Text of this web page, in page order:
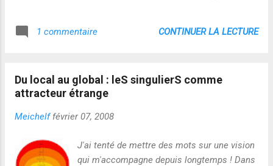
sans leurs commentaires accessibles ici
http://www.francispisani.net/ ] ou Scholem avait écrit en
de leur vie" Si rupture il y a : elle est bien là ! C'est de NOUS
dont il s'agit...pas de ce qu'on nous dit de comprendre et de
faire de NOUS ! Et ça n'est pas sans poser des problèmes de
1 commentaire CONTINUER LA LECTURE
Du local au global : leS singulierS comme
attracteur étrange
Meichelf février 07, 2008
J'ai tenté de mettre des mots sur une vision
qui m'accompagne depuis longtemps ! Dans